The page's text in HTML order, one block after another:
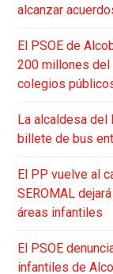
alcanzar
El PSOE de
200 millones del
colegios
La alcaldesa del
billete de bus
El PP vuelve al
SEROMAL
áreas infantiles
El PSOE
infantiles de